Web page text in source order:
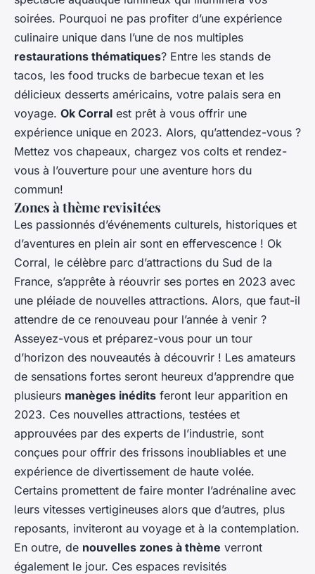
soirées. Pourquoi ne pas profiter d’une expérience
culinaire unique dans l’une de nos multiples
restaurations thématiques? Entre les stands de
tacos, les food trucks de barbecue texan et les
délicieux desserts américains, votre palais sera en
voyage. Ok Corral est prêt à vous offrir une
expérience unique en 2023. Alors, qu’attendez-vous ?
Mettez vos chapeaux, chargez vos colts et rendez-
vous à l’ouverture pour une aventure hors du
commun!
Zones à thème revisitées
Les passionnés d’événements culturels, historiques et
d’aventures en plein air sont en effervescence ! Ok
Corral, le célèbre parc d’attractions du Sud de la
France, s’apprête à réouvrir ses portes en 2023 avec
une pléiade de nouvelles attractions. Alors, que faut-il
attendre de ce renouveau pour l’année à venir ?
Asseyez-vous et préparez-vous pour un tour
d’horizon des nouveautés à découvrir ! Les amateurs
de sensations fortes seront heureux d’apprendre que
plusieurs manèges inédits feront leur apparition en
2023. Ces nouvelles attractions, testées et
approuvées par des experts de l’industrie, sont
conçues pour offrir des frissons inoubliables et une
expérience de divertissement de haute volée.
Certains promettent de faire monter l’adrénaline avec
leurs vitesses vertigineuses alors que d’autres, plus
reposants, inviteront au voyage et à la contemplation.
En outre, de nouvelles zones à thème verront
également le jour. Ces espaces revisités